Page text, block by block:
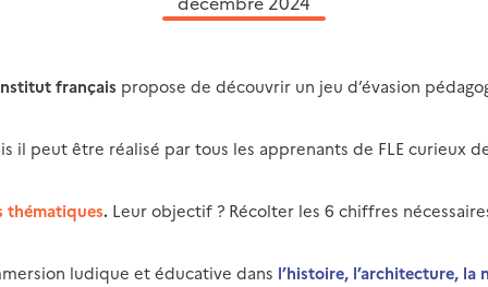
français propose de découvrir un jeu d’évasion
il peut être réalisé par tous les apprenants de FLE curieux
thématiques.Leur objectif ? Récolter les 6 chiffres
ludique et éducative dans l’histoire, l’architecture,